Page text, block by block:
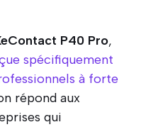
P40 Pro,
spécifiquement
à forte
répond aux
qui